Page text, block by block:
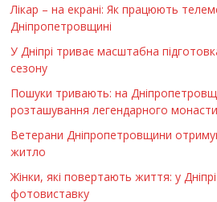
Лікар – на екрані: Як працюють
Дніпропетровщині
У Дніпрі триває масштабна
сезону
Пошуки тривають: на
розташування легендарного
Ветерани Дніпропетровщини
житло
Жінки, які повертають життя: у
фотовиставку